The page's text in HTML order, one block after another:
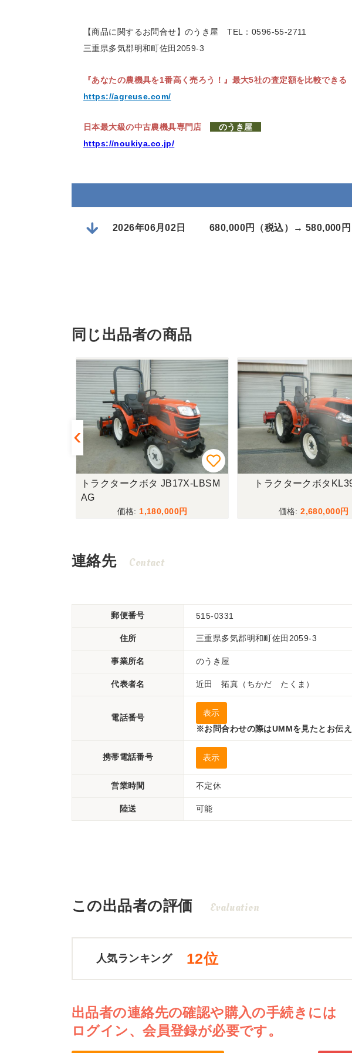
【商品に関するお問合せ】のうき屋TEL：0596-55-2711
三重県多気郡明和町佐田2059-3
『あなたの農機具を1番高く売ろう！』 最大5社の査定額を比較できる
https://agreuse.com/
日本最大級の中古農機具専門店
のうき屋
https://noukiya.co.jp/
2026年06月02日 680,000円（税込）→ 580,000円
同じ出品者の商品
トラクタークボタ JB17X-LBSM
AG
1,180,000
トラクタークボタ
2,680,000
連絡先 Contact
郵便番号 515-0331
住所 三重県多気郡明和町佐田2059-3
事業所名 のうき屋
代表者名 近田 拓真（ちかだ たくま）
電話番号
表示
※お問合わせの際はUMMを見たとお伝え
携帯電話番号 表示
営業時間 不定休
陸送 可能
この出品者の評価 Evaluation
人気ランキング 12位
出品者の連絡先の確認や購入の手続きには
ログイン、会員登録が必要です。